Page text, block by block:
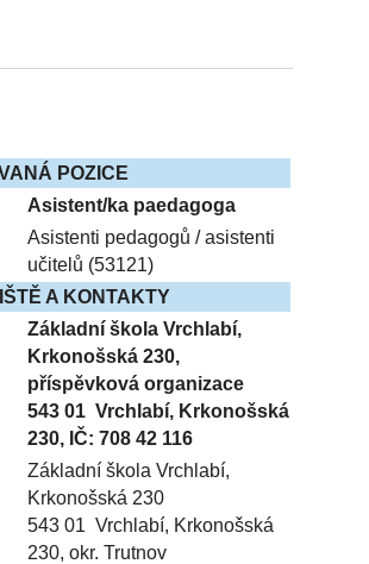
POZICE
Asistent/ka paedagoga
Asistenti pedagogů / asistenti
učitelů (53121)
A KONTAKTY
Základní škola Vrchlabí,
Krkonošská 230,
příspěvková organizace
543 01 Vrchlabí, Krkonošská
230, IČ: 708 42 116
Základní škola Vrchlabí,
Krkonošská 230
543 01 Vrchlabí, Krkonošská
230, okr. Trutnov